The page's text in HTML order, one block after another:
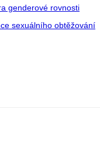
genderové rovnosti
sexuálního obtěžování